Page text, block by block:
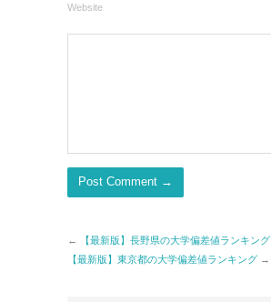
Website
←
【最新版】長野県の大学偏差値ランキング
【最新版】東京都の大学偏差値ランキング →